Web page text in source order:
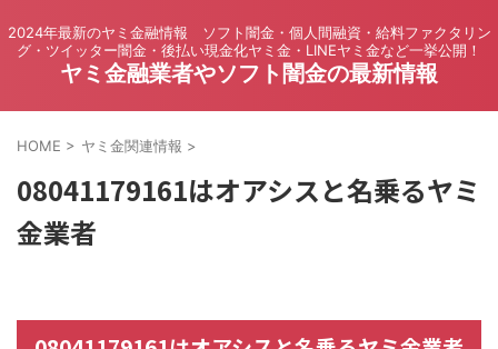
2024年最新のヤミ金融情報 ソフト闇金・個人間融資・給料ファクタリン
グ・ツイッター闇金・後払い現金化ヤミ金・LINEヤミ金など一挙公開！
ヤミ金融業者やソフト闇金の最新情報
HOME > ヤミ金関連情報 >
08041179161はオアシスと名乗るヤミ
金業者